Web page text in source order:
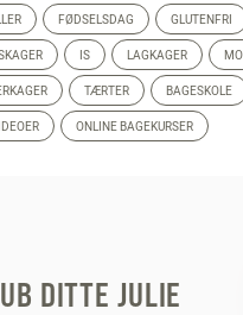
FØDSELSDAG GLUTENFRI
IS LAGKAGER
TÆRTER BAGESKOLE
ONLINE BAGEKURSER
DITTE JULIE